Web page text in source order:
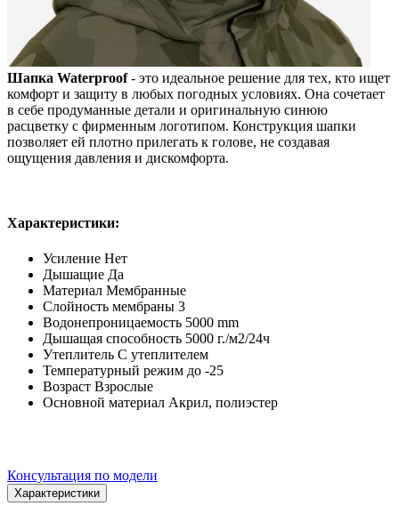
Шапка Waterproof- это идеальное решение для тех, кто ищет
комфорт и защиту в любых погодных условиях. Она сочетает
в себе продуманные детали и оригинальную синюю
расцветку с фирменным логотипом. Конструкция шапки
позволяет ей плотно прилегать к голове, не создавая
ощущения давления и дискомфорта.
Характеристики:
Усиление Нет
Дышащие Да
Материал Мембранные
Слойность мембраны 3
Водонепроницаемость 5000 mm
Дышащая способность 5000 г./м2/24ч
Утеплитель С утеплителем
Температурный режим до -25
Возраст Взрослые
Основной материал Акрил, полиэстер
Консультация по модели
Характеристики